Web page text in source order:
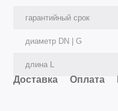
гарантийный срок
диаметр DN | G
длина L
Доставка Оплата